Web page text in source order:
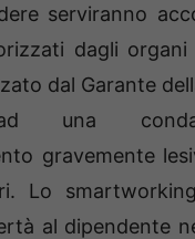
serviranno
dagli organi
dal Garante
una
gravemente
Lo
al dipendente